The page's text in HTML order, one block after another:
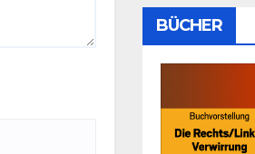
BÜCHER